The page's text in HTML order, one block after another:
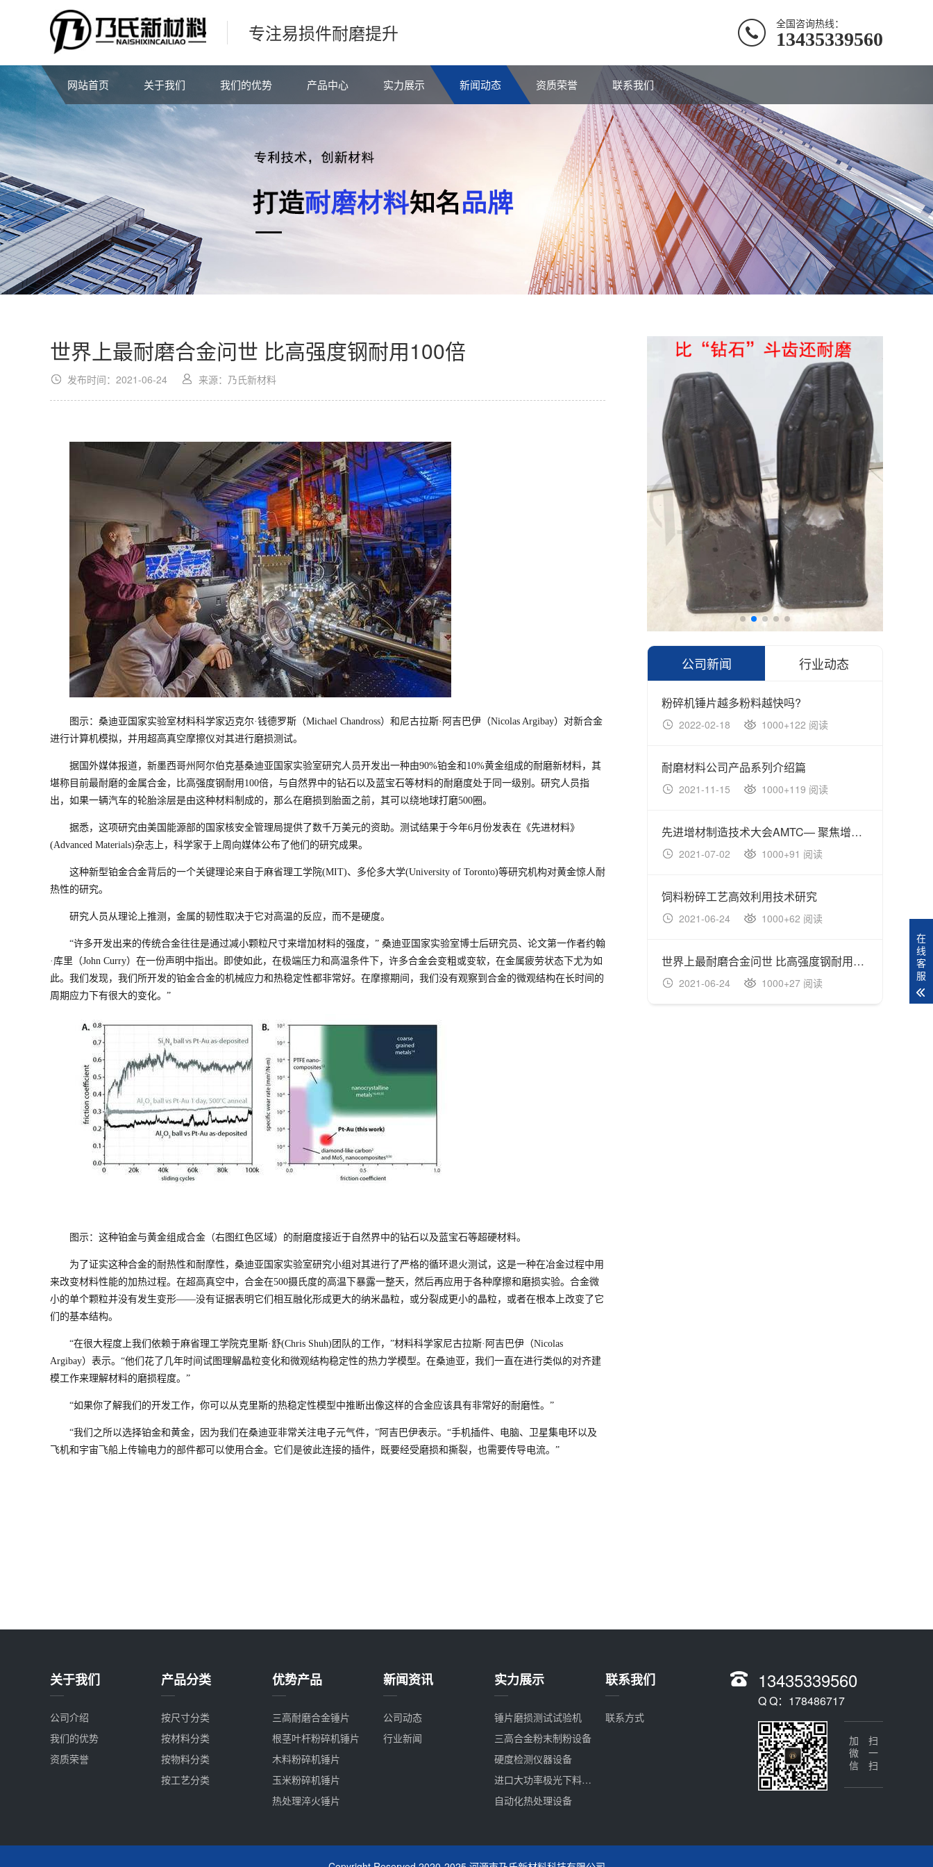
专注易损件耐磨提升 全国咨询热线：
13435339560
网站首页 关于我们 我们的优势 产品中心 实力展示 新闻动态 资质荣誉 联系我们
世界上最耐磨合金问世 比高强度钢耐用100倍
发布时间：2021-06-24 来源：乃氏新材料
图示：桑迪亚国家实验室材料科学家迈克尔·钱德罗斯（Michael Chandross）和尼古拉斯·阿吉巴伊（Nicolas Argibay）对新合金
进行计算机模拟，并用超高真空摩擦仪对其进行磨损测试。
据国外媒体报道，新墨西哥州阿尔伯克基桑迪亚国家实验室研究人员开发出一种由90%铂金和10%黄金组成的耐磨新材料，其
堪称目前最耐磨的金属合金，比高强度钢耐用100倍，与自然界中的钻石以及蓝宝石等材料的耐磨度处于同一级别。研究人员指
出，如果一辆汽车的轮胎涂层是由这种材料制成的，那么在磨损到胎面之前，其可以绕地球打磨500圈。
据悉，这项研究由美国能源部的国家核安全管理局提供了数千万美元的资助。测试结果于今年6月份发表在《先进材料》
(Advanced Materials)杂志上，科学家于上周向媒体公布了他们的研究成果。
这种新型铂金合金背后的一个关键理论来自于麻省理工学院(MIT)、多伦多大学(University of Toronto)等研究机构对黄金惊人耐
热性的研究。
研究人员从理论上推测，金属的韧性取决于它对高温的反应，而不是硬度。
“许多开发出来的传统合金往往是通过减小颗粒尺寸来增加材料的强度，” 桑迪亚国家实验室博士后研究员、论文第一作者约翰
·库里（John Curry）在一份声明中指出。即使如此，在极端压力和高温条件下，许多合金会变粗或变软，在金属疲劳状态下尤为如
此。我们发现，我们所开发的铂金合金的机械应力和热稳定性都非常好。在摩擦期间，我们没有观察到合金的微观结构在长时间的
周期应力下有很大的变化。”
图示：这种铂金与黄金组成合金（右图红色区域）的耐磨度接近于自然界中的钻石以及蓝宝石等超硬材料。
为了证实这种合金的耐热性和耐摩性，桑迪亚国家实验室研究小组对其进行了严格的循环退火测试，这是一种在冶金过程中用
来改变材料性能的加热过程。在超高真空中，合金在500摄氏度的高温下暴露一整天，然后再应用于各种摩擦和磨损实验。合金微
小的单个颗粒并没有发生变形——没有证据表明它们相互融化形成更大的纳米晶粒，或分裂成更小的晶粒，或者在根本上改变了它
们的基本结构。
“在很大程度上我们依赖于麻省理工学院克里斯·舒(Chris Shuh)团队的工作，”材料科学家尼古拉斯·阿吉巴伊（Nicolas
Argibay）表示。“他们花了几年时间试图理解晶粒变化和微观结构稳定性的热力学模型。在桑迪亚，我们一直在进行类似的对齐建
模工作来理解材料的磨损程度。”
“如果你了解我们的开发工作，你可以从克里斯的热稳定性模型中推断出像这样的合金应该具有非常好的耐磨性。”
“我们之所以选择铂金和黄金，因为我们在桑迪亚非常关注电子元气件，”阿吉巴伊表示。“手机插件、电脑、卫星集电环以及
飞机和宇宙飞船上传输电力的部件都可以使用合金。它们是彼此连接的插件，既要经受磨损和撕裂，也需要传导电流。”
公司新闻 行业动态
粉碎机锤片越多粉料越快吗?
2022-02-18 1000+122 阅读
耐磨材料公司产品系列介绍篇
2021-11-15 1000+119 阅读
先进增材制造技术大会AMTC— 聚焦增材制造大未来！
2021-07-02 1000+91 阅读
饲料粉碎工艺高效利用技术研究
2021-06-24 1000+62 阅读
世界上最耐磨合金问世 比高强度钢耐用100倍
2021-06-24 1000+27 阅读
关于我们
公司介绍
我们的优势
资质荣誉
产品分类
按尺寸分类
按材料分类
按物料分类
按工艺分类
优势产品
三高耐磨合金锤片
根茎叶杆粉碎机锤片
木料粉碎机锤片
玉米粉碎机锤片
热处理淬火锤片
新闻资讯
公司动态
行业新闻
实力展示
锤片磨损测试试验机
三高合金粉末制粉设备
硬度检测仪器设备
进口大功率极光下料设备
自动化热处理设备
联系我们
联系方式
13435339560
Q Q：178486717
扫一扫
加微信
在
线
客
服